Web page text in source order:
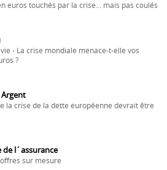
euros touchés par la crise... mais pas coulés
- La crise mondiale menace-t-elle vos
?
Argent
la crise de la dette européenne devrait être
de l´assurance
sur mesure